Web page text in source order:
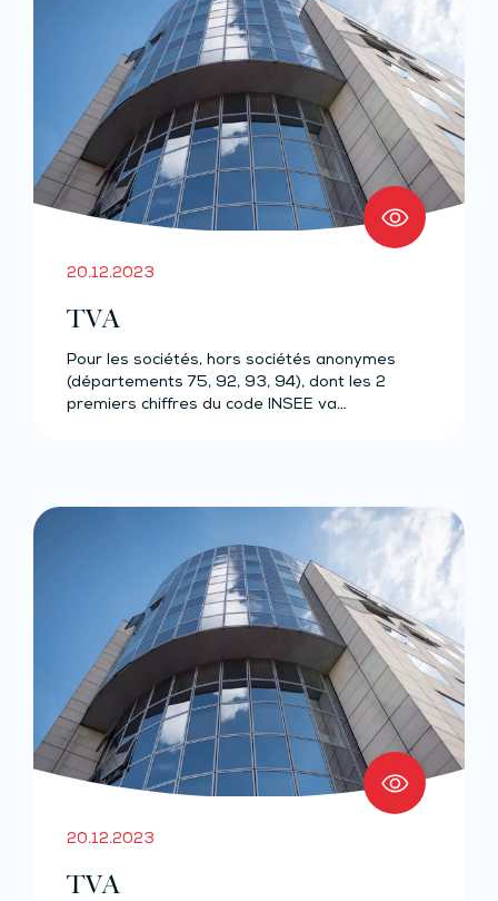
20.12.2023
TVA
Pour les sociétés, hors sociétés anonymes
(départements 75, 92, 93, 94), dont les 2
premiers chiffres du code INSEE va…
20.12.2023
TVA